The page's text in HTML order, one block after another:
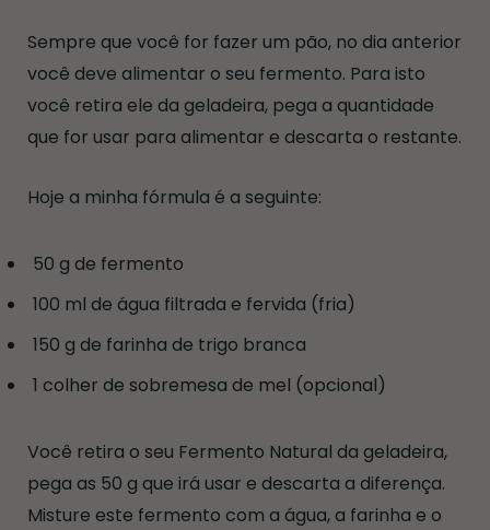
Sempre que você for fazer um pão, no dia anterior
você deve alimentar o seu fermento. Para isto
você retira ele da geladeira, pega a quantidade
que for usar para alimentar e descarta o restante.
Hoje a minha fórmula é a seguinte:
50 g de fermento
100 ml de água filtrada e fervida (fria)
150 g de farinha de trigo branca
1 colher de sobremesa de mel (opcional)
Você retira o seu Fermento Natural da geladeira,
pega as 50 g que irá usar e descarta a diferença.
Misture este fermento com a água, a farinha e o